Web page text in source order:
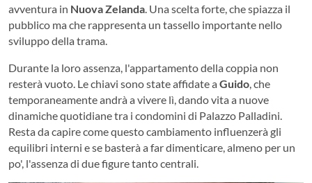
avventura in Nuova Zelanda . Una scelta forte, che spiazza il
pubblico ma che rappresenta un tassello importante nello
sviluppo della trama.
Durante la loro assenza, l'appartamento della coppia non
resterà vuoto. Le chiavi sono state affidate a Guido , che
temporaneamente andrà a vivere lì, dando vita a nuove
dinamiche quotidiane tra i condomini di Palazzo Palladini.
Resta da capire come questo cambiamento influenzerà gli
equilibri interni e se basterà a far dimenticare, almeno per un
po', l'assenza di due figure tanto centrali.